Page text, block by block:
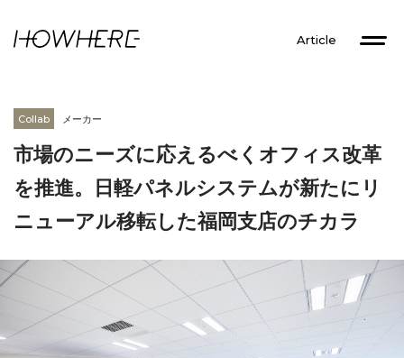
Article
Collab メーカー
市場のニーズに応えるべくオフィス改革
を推進。日軽パネルシステムが新たにリ
ニューアル移転した福岡支店のチカラ